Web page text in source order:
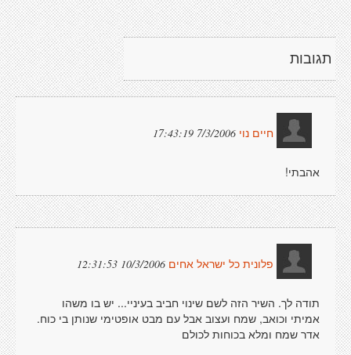
תגובות
חיים נוי 7/3/2006 17:43:19
אהבתי!
פלונית כל ישראל אחים 10/3/2006 12:31:53
תודה לך. השיר הזה לשם שינוי חביב בעיניי... יש בו משהו
אמיתי וכואב, שמח ועצוב אבל עם מבט אופטימי שנותן בי כוח.
אדר שמח ומלא בכוחות לכולם